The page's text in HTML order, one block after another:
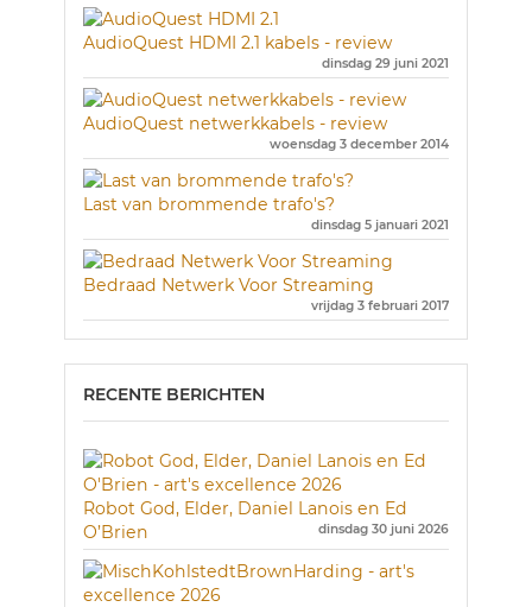
AudioQuest HDMI 2.1 kabels - review
dinsdag 29 juni 2021
AudioQuest netwerkkabels - review
woensdag 3 december 2014
Last van brommende trafo's?
dinsdag 5 januari 2021
Bedraad Netwerk Voor Streaming
vrijdag 3 februari 2017
RECENTE BERICHTEN
Robot God, Elder, Daniel Lanois en Ed
O’Brien
dinsdag 30 juni 2026